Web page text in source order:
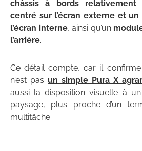
châssis à bords
centré sur l’écran externe et
l’écran interne, ainsi qu’un
l’arrière.
Ce détail compte, car il
n’est pas un simple Pura X
aussi la disposition visuelle à
paysage, plus proche d’un
multitâche.